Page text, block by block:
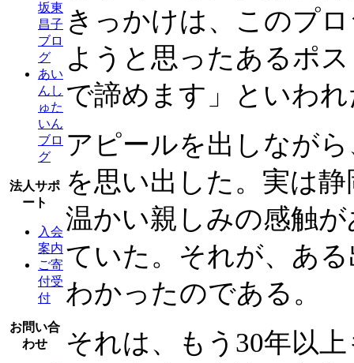
坂東
昌子
ブロ
グ
あい
んし
ゅた
いん
ブロ
グ
法人サポ
ート
入会
案内
ご寄
付受
付
お問い合
わせ
きっかけは、このプ
ようと思ったあるポ
で諦めます」といわ
アピールを出しなが
を思い出した。実は
温かい親しみの感触
ていた。それが、あ
わかったのである。
それは、もう30年以